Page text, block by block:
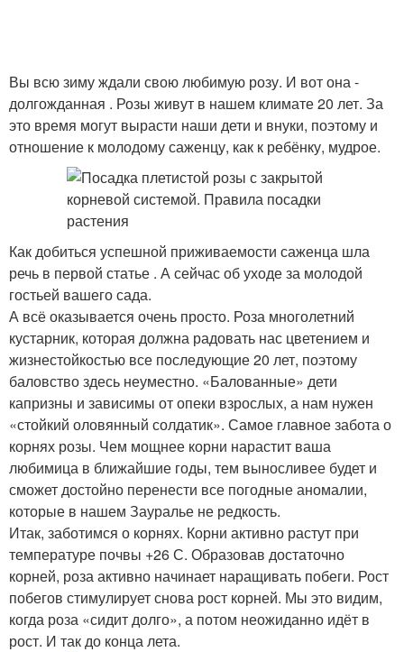
Вы всю зиму ждали свою любимую розу. И вот она -
долгожданная . Розы живут в нашем климате 20 лет. За
это время могут вырасти наши дети и внуки, поэтому и
отношение к молодому саженцу, как к ребёнку, мудрое.
Как добиться успешной приживаемости саженца шла
речь в первой статье . А сейчас об уходе за молодой
гостьей вашего сада.
А всё оказывается очень просто. Роза многолетний
кустарник, которая должна радовать нас цветением и
жизнестойкостью все последующие 20 лет, поэтому
баловство здесь неуместно. «Балованные» дети
капризны и зависимы от опеки взрослых, а нам нужен
«стойкий оловянный солдатик». Самое главное забота о
корнях розы. Чем мощнее корни нарастит ваша
любимица в ближайшие годы, тем выносливее будет и
сможет достойно перенести все погодные аномалии,
которые в нашем Зауралье не редкость.
Итак, заботимся о корнях. Корни активно растут при
температуре почвы +26 С. Образовав достаточно
корней, роза активно начинает наращивать побеги. Рост
побегов стимулирует снова рост корней. Мы это видим,
когда роза «сидит долго», а потом неожиданно идёт в
рост. И так до конца лета.